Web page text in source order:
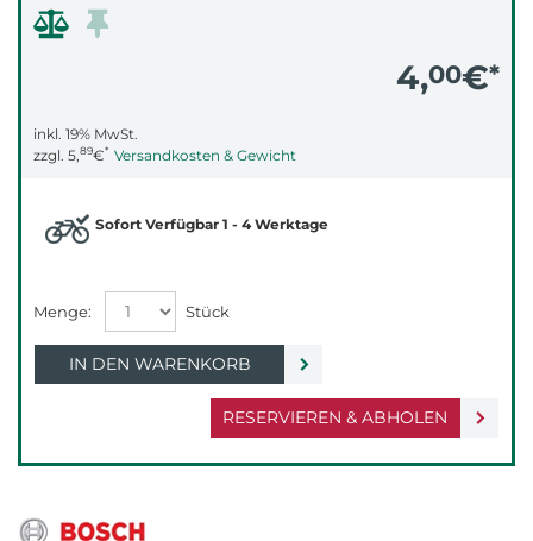
4,00€*
inkl. 19% MwSt.
zzgl. 5,89€* Versandkosten & Gewicht
RESERVIEREN & ABHOLEN
Sofort Verfügbar 1 - 4 Werktage
IN DEN WARENKORB